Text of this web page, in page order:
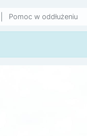
Pomoc w oddłużeniu